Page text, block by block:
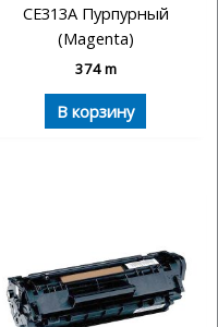
CE313A Пурпурный
(Magenta)
374m
В корзину